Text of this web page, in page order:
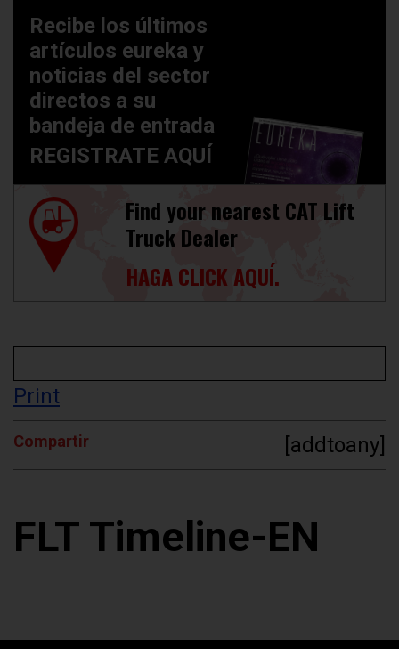
Recibe los últimos
artículos eureka y
noticias del sector
directos a su
bandeja de entrada
REGISTRATE AQUÍ
Find your nearest CAT Lift
Truck Dealer
HAGA CLICK AQUÍ.
Print
Compartir [addtoany]
FLT Timeline-EN